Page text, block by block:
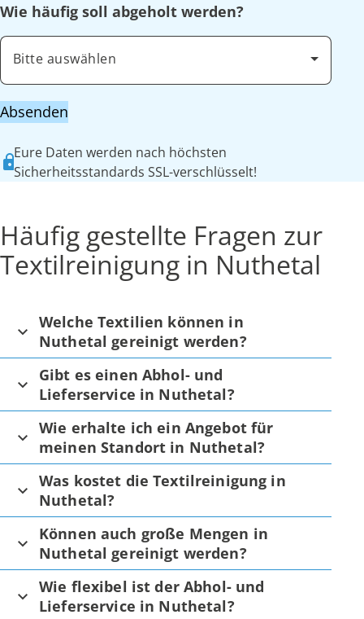
Wie häufig soll abgeholt werden?
Bitte auswählen
Absenden
Eure Daten werden nach höchsten
Sicherheitsstandards SSL-verschlüsselt!
Häufig gestellte Fragen zur
Textilreinigung in Nuthetal
Welche Textilien können in
Nuthetal gereinigt werden?
Gibt es einen Abhol- und
Lieferservice in Nuthetal?
Wie erhalte ich ein Angebot für
meinen Standort in Nuthetal?
Was kostet die Textilreinigung in
Nuthetal?
Können auch große Mengen in
Nuthetal gereinigt werden?
Wie flexibel ist der Abhol- und
Lieferservice in Nuthetal?